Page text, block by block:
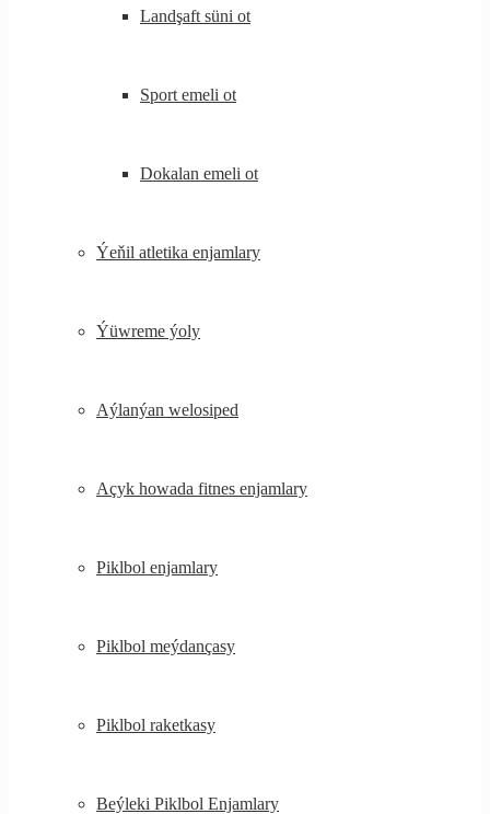
Landşaft süni ot
Sport emeli ot
Dokalan emeli ot
Ýeňil atletika enjamlary
Ýüwreme ýoly
Aýlanýan welosiped
Açyk howada fitnes enjamlary
Piklbol enjamlary
Piklbol meýdançasy
Piklbol raketkasy
Beýleki Piklbol Enjamlary